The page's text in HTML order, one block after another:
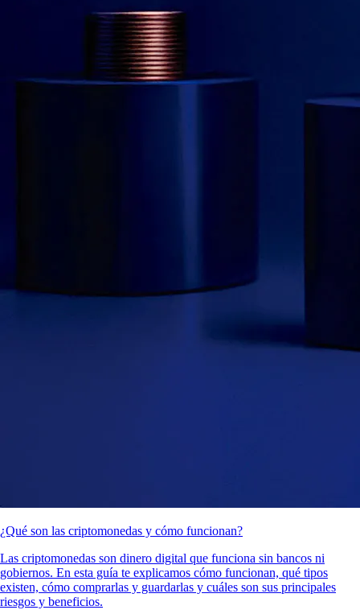
¿Qué son las criptomonedas y cómo funcionan?
Las criptomonedas son dinero digital que funciona sin bancos ni
gobiernos. En esta guía te explicamos cómo funcionan, qué tipos
existen, cómo comprarlas y guardarlas y cuáles son sus principales
riesgos y beneficios.